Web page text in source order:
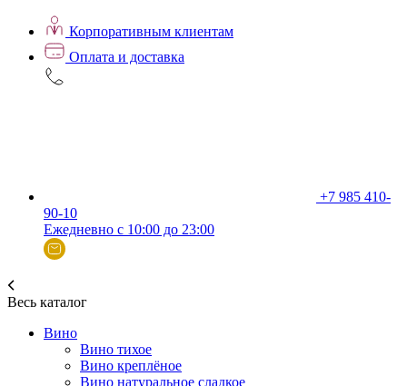
Корпоративным клиентам
Оплата и доставка
+7 985 410-
90-10
Ежедневно с 10:00 до 23:00
Весь каталог
Вино
Вино тихое
Вино креплёное
Вино натуральное сладкое